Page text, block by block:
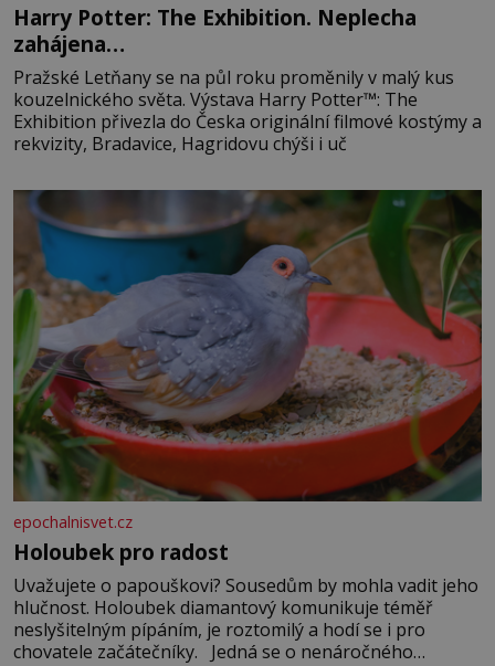
Harry Potter: The Exhibition. Neplecha
zahájena…
Pražské Letňany se na půl roku proměnily v malý kus
kouzelnického světa. Výstava Harry Potter™: The
Exhibition přivezla do Česka originální filmové kostýmy a
rekvizity, Bradavice, Hagridovu chýši i uč
epochalnisvet.cz
Holoubek pro radost
Uvažujete o papouškovi? Sousedům by mohla vadit jeho
hlučnost. Holoubek diamantový komunikuje téměř
neslyšitelným pípáním, je roztomilý a hodí se i pro
chovatele začátečníky. Jedná se o nenáročného